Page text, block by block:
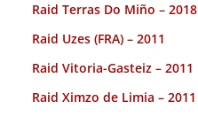
Raid Terras Do Miño – 2018
Raid Uzes (FRA) – 2011
Raid Vitoria-Gasteiz – 2011
Raid Ximzo de Limia – 2011